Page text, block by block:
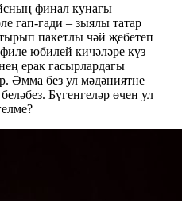
финал кунагы –
гап-гади – зыялы татар
пакетлы чәй җебетеп
юбилей кичәләре күз
ерак гасырлардагы
Әмма без ул мәдәниятне
Бүгенгеләр өчен ул